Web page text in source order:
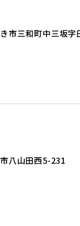
市三和町中三坂字
八山田西5-231